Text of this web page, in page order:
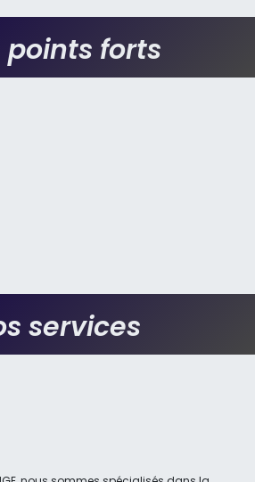
points forts
services